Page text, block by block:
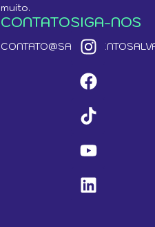
muito.
CONTATOSIGA-NOS